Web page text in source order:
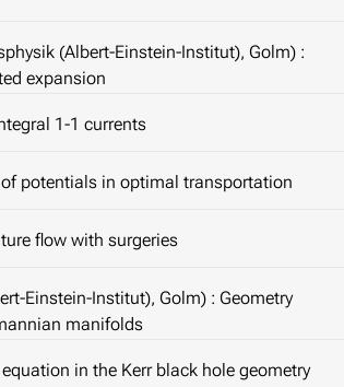
(Albert-Einstein-Institut), Golm) :
expansion
1-1 currents
of potentials in optimal transportation
flow with surgeries
Einstein-Institut), Golm) : Geometry
manifolds
in the Kerr black hole geometry